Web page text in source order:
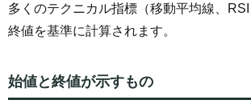
多くのテクニカル指標（移動平均線、
終値を基準に計算されます。
始値と終値が示すもの